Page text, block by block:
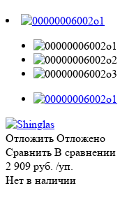
Отложить Отложено
Сравнить В сравнении
2 909 руб. /уп.
Нет в наличии